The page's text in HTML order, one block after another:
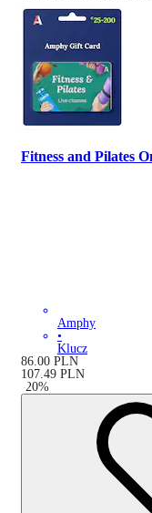
Fitness and Pilates
Amphy
•
Klucz
86.00 PLN
107.49 PLN
-20%